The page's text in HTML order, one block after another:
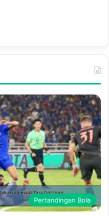
Pertandingan Bola